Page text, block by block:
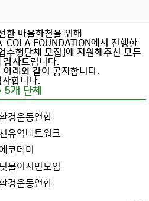
한 마을하천을 위해
COLA FOUNDATION에서 진행한
수행단체 모집]에 지원해주신 모든
감사드립니다.
아래와 같이 공지합니다.
사합니다.
5개 단체
경운동연합
유역네트워크
코데미
불이시민모임
경운동연합